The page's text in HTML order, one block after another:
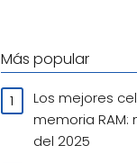
Más popular
Los mejores
memoria
del 2025